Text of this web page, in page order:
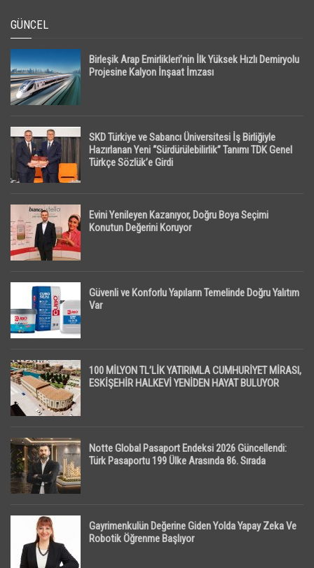
GÜNCEL
Birleşik Arap Emirlikleri’nin İlk Yüksek Hızlı Demiryolu
Projesine Kalyon İnşaat İmzası
SKD Türkiye ve Sabancı Üniversitesi İş Birliğiyle
Hazırlanan Yeni “Sürdürülebilirlik” Tanımı TDK Genel
Türkçe Sözlük’e Girdi
Evini Yenileyen Kazanıyor, Doğru Boya Seçimi
Konutun Değerini Koruyor
Güvenli ve Konforlu Yapıların Temelinde Doğru Yalıtım
Var
100 MİLYON TL’LİK YATIRIMLA CUMHURİYET MİRASI,
ESKİŞEHİR HALKEVİ YENİDEN HAYAT BULUYOR
Notte Global Pasaport Endeksi 2026 Güncellendi:
Türk Pasaportu 199 Ülke Arasında 86. Sırada
Gayrimenkulün Değerine Giden Yolda Yapay Zeka Ve
Robotik Öğrenme Başlıyor